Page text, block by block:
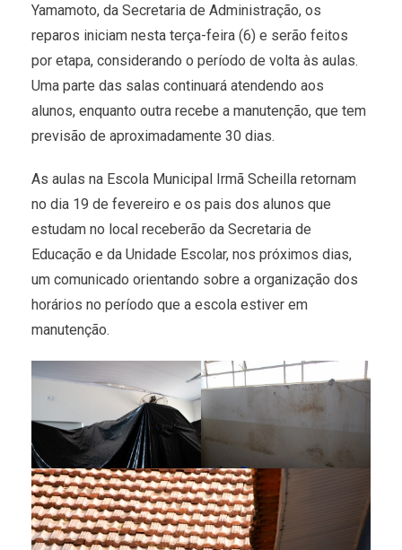
Yamamoto, da Secretaria de Administração, os
reparos iniciam nesta terça-feira (6) e serão feitos
por etapa, considerando o período de volta às aulas.
Uma parte das salas continuará atendendo aos
alunos, enquanto outra recebe a manutenção, que tem
previsão de aproximadamente 30 dias.
As aulas na Escola Municipal Irmã Scheilla retornam
no dia 19 de fevereiro e os pais dos alunos que
estudam no local receberão da Secretaria de
Educação e da Unidade Escolar, nos próximos dias,
um comunicado orientando sobre a organização dos
horários no período que a escola estiver em
manutenção.